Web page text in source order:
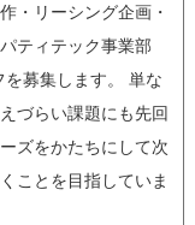
・リーシング企画・
ティテック事業部
募集します。 単な
づらい課題にも先回
ズをかたちにして次
ことを目指していま